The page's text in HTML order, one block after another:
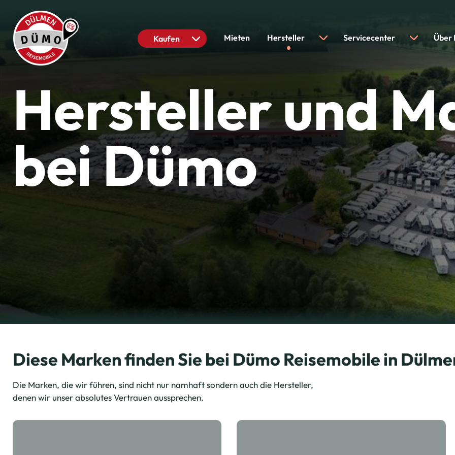
Kaufen Mieten Hersteller Servicecenter Über
Hersteller und
bei Dümo
Diese Marken finden Sie bei Dümo Reisemobile in
Die Marken, die wir führen, sind nicht nur namhaft sondern auch die Hersteller,
denen wir unser absolutes Vertrauen aussprechen.